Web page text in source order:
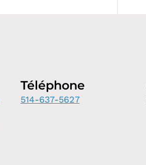
Téléphone
514-637-5627